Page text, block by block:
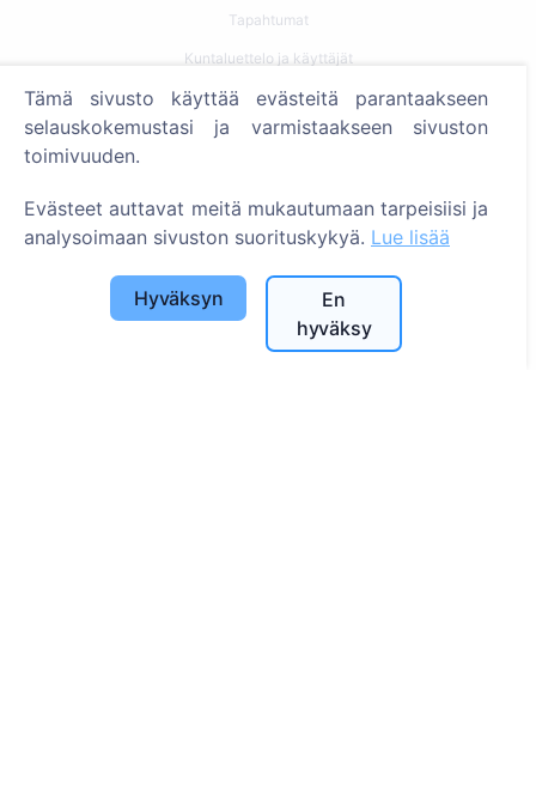
Tapahtumat
Kuntaluettelo ja käyttäjät
Tietosuojakäytäntö
Maksukäytäntö
Etsi vainajia
Etsi hautausmaita
Tämä sivusto käyttää evästeitä parantaakseen
selauskokemustasi ja varmistaakseen sivuston
toimivuuden.
Evästeet auttavat meitä mukautumaan tarpeisiisi ja
analysoimaan sivuston suorituskykyä. Lue lisää
Hyväksyn
En
hyväksy